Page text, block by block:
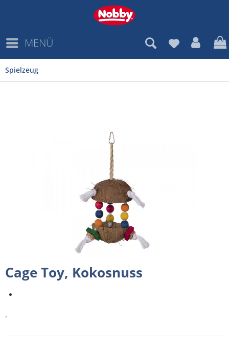
MENÜ
Spielzeug
Cage Toy, Kokosnuss
.